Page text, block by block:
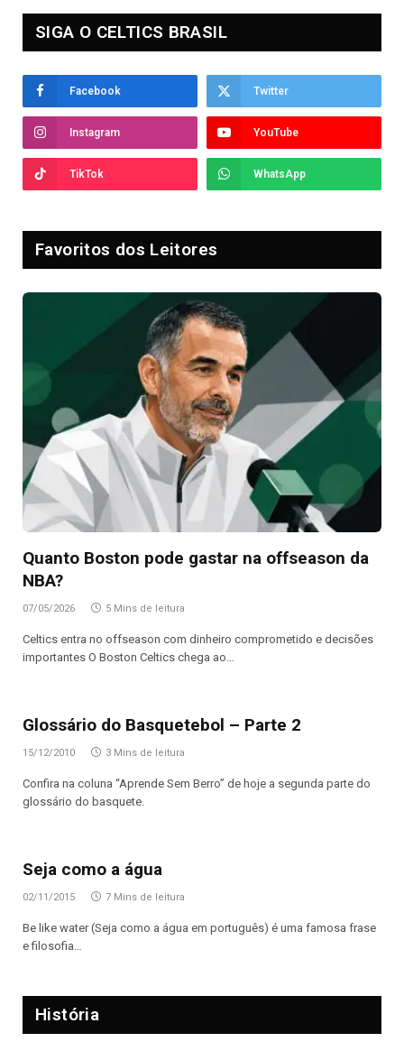
SIGA O CELTICS BRASIL
Facebook Twitter
Instagram YouTube
TikTok WhatsApp
Favoritos dos Leitores
Quanto Boston pode gastar na offseason da
NBA?
07/05/2026 5 Mins de leitura
Celtics entra no offseason com dinheiro comprometido e decisões
importantes O Boston Celtics chega ao…
Glossário do Basquetebol – Parte 2
15/12/2010 3 Mins de leitura
Confira na coluna “Aprende Sem Berro” de hoje a segunda parte do
glossário do basquete.
Seja como a água
02/11/2015 7 Mins de leitura
Be like water (Seja como a água em português) é uma famosa frase
e filosofia…
História